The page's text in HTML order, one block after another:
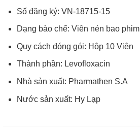
Số đăng ký: VN-18715-15
Dạng bào chế: Viên nén bao phim
Quy cách đóng gói: Hộp 10 Viên
Thành phần: Levofloxacin
Nhà sản xuất: Pharmathen S.A
Nước sản xuất: Hy Lạp